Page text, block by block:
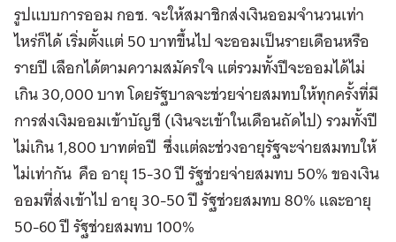
รูปแบบการออม กอช. จะให้สมาชิกส่งเงินออมจำนวนเท่า
ไหร่ก็ได้ เริ่มตั้งแต่ 50 บาทขึ้นไป จะออมเป็นรายเดือนหรือ
รายปี เลือกได้ตามความสมัครใจ แต่รวมทั้งปีจะออมได้ไม่
เกิน 30,000 บาท โดยรัฐบาลจะช่วยจ่ายสมทบให้ทุกครั้งที่มี
การส่งเงิมออมเข้าบัญชี (เงินจะเข้าในเดือนถัดไป) รวมทั้งปี
ไม่เกิน 1,800 บาทต่อปี ซึ่งแต่ละช่วงอายุรัฐจะจ่ายสมทบให้
ไม่เท่ากัน คือ อายุ 15-30 ปี รัฐช่วยจ่ายสมทบ 50% ของเงิน
ออมที่ส่งเข้าไป อายุ 30-50 ปี รัฐช่วยสมทบ 80% และอายุ
50-60 ปี รัฐช่วยสมทบ 100%